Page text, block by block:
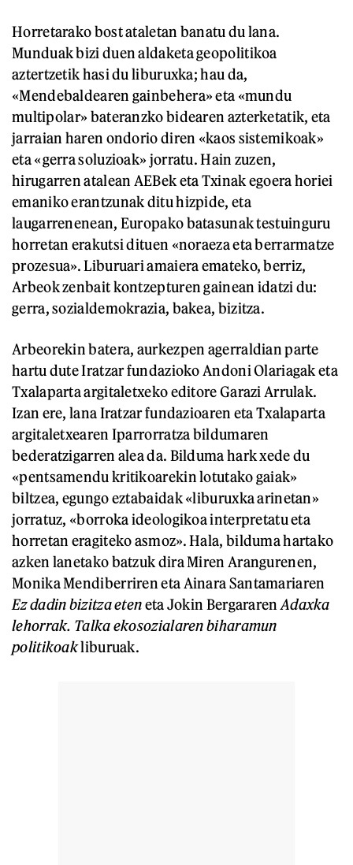
Horretarako bost ataletan banatu du lana.
Munduak bizi duen aldaketa geopolitikoa
aztertzetik hasi du liburuxka; hau da,
«Mendebaldearen gainbehera» eta «mundu
multipolar» bateranzko bidearen azterketatik, eta
jarraian haren ondorio diren «kaos sistemikoak»
eta «gerra soluzioak» jorratu. Hain zuzen,
hirugarren atalean AEBek eta Txinak egoera horiei
emaniko erantzunak ditu hizpide, eta
laugarrenenean, Europako batasunak testuinguru
horretan erakutsi dituen «noraeza eta berrarmatze
prozesua». Liburuari amaiera emateko, berriz,
Arbeok zenbait kontzepturen gainean idatzi du:
gerra, sozialdemokrazia, bakea, bizitza.
Arbeorekin batera, aurkezpen agerraldian parte
hartu dute Iratzar fundazioko Andoni Olariagak eta
Txalaparta argitaletxeko editore Garazi Arrulak.
Izan ere, lana Iratzar fundazioaren eta Txalaparta
argitaletxearen Iparrorratza bildumaren
bederatzigarren alea da. Bilduma hark xede du
«pentsamendu kritikoarekin lotutako gaiak»
biltzea, egungo eztabaidak «liburuxka arinetan»
jorratuz, «borroka ideologikoa interpretatu eta
horretan eragiteko asmoz». Hala, bilduma hartako
azken lanetako batzuk dira Miren Arangurenen,
Monika Mendiberriren eta Ainara Santamariaren
Ez dadin bizitza eteneta Jokin Bergararen Adaxka
lehorrak. Talka ekosozialaren biharamun
politikoakliburuak.